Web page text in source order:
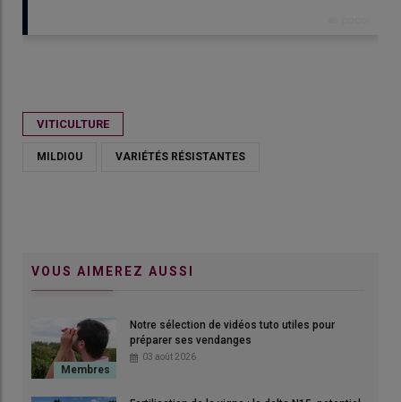
Le mildiou a contourné certains gènes de résistance de la
VITICULTURE
MILDIOU VARIÉTÉS RÉSISTANTES
VOUS AIMEREZ AUSSI
Notre sélection de vidéos tuto utiles pour
préparer ses vendanges
03 août 2026